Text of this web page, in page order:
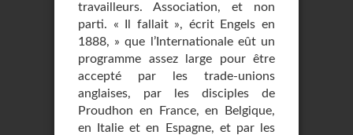
travailleurs. Association, et non
parti. « Il fallait », écrit Engels en
1888, » que l’Internationale eût un
programme assez large pour être
accepté par les trade-unions
anglaises, par les disciples de
Proudhon en France, en Belgique,
en Italie et en Espagne, et par les